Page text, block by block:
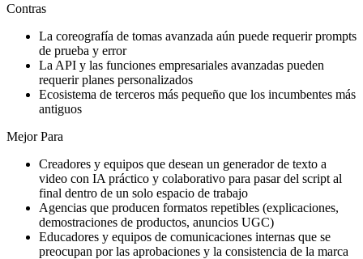
Contras
La coreografía de tomas avanzada aún puede requerir prompts
de prueba y error
La API y las funciones empresariales avanzadas pueden
requerir planes personalizados
Ecosistema de terceros más pequeño que los incumbentes más
antiguos
Mejor Para
Creadores y equipos que desean un generador de texto a
video con IA práctico y colaborativo para pasar del script al
final dentro de un solo espacio de trabajo
Agencias que producen formatos repetibles (explicaciones,
demostraciones de productos, anuncios UGC)
Educadores y equipos de comunicaciones internas que se
preocupan por las aprobaciones y la consistencia de la marca